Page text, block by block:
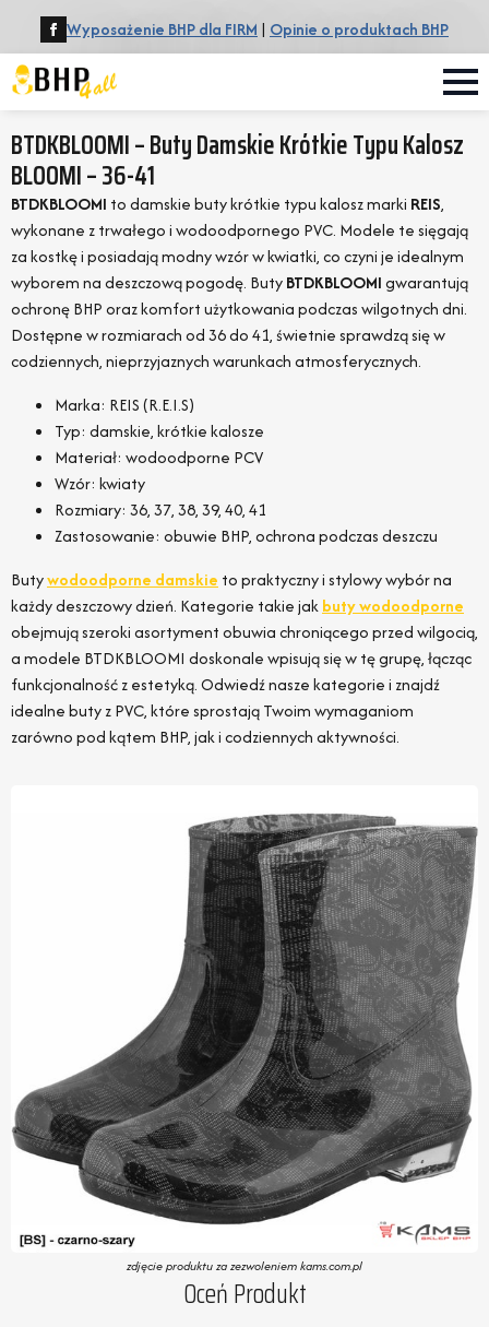
Wyposażenie BHP dla FIRM | Opinie o produktach BHP
BTDKBLOOMI – Buty Damskie Krótkie Typu Kalosz
BLOOMI – 36-41
BTDKBLOOMI to damskie buty krótkie typu kalosz marki REIS,
wykonane z trwałego i wodoodpornego PVC. Modele te sięgają
za kostkę i posiadają modny wzór w kwiatki, co czyni je idealnym
wyborem na deszczową pogodę. ButyBTDKBLOOMIgwarantują
ochronę BHP oraz komfort użytkowania podczas wilgotnych dni.
Dostępne w rozmiarach od 36 do 41, świetnie sprawdzą się w
codziennych, nieprzyjaznych warunkach atmosferycznych.
Marka: REIS (R.E.I.S)
Typ: damskie, krótkie kalosze
Materiał: wodoodporne PCV
Wzór: kwiaty
Rozmiary: 36, 37, 38, 39, 40, 41
Zastosowanie: obuwie BHP, ochrona podczas deszczu
Butywodoodporne damskie to praktyczny i stylowy wybór na
każdy deszczowy dzień. Kategorie takie jakbuty wodoodporne
obejmują szeroki asortyment obuwia chroniącego przed wilgocią,
a modele BTDKBLOOMI doskonale wpisują się w tę grupę, łącząc
funkcjonalność z estetyką. Odwiedź nasze kategorie i znajdź
idealne buty z PVC, które sprostają Twoim wymaganiom
zarówno pod kątem BHP, jak i codziennych aktywności.
zdjęcie produktu za zezwoleniem kams.com.pl
Oceń Produkt